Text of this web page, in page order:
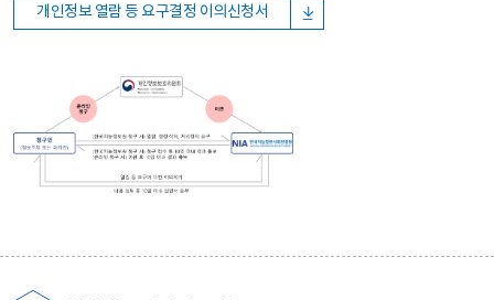
개인정보 열람 등 요구결정 이의신청서